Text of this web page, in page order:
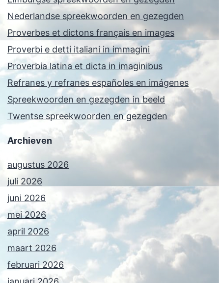
Nederlandse spreekwoorden en gezegden
Proverbes et dictons français en images
Proverbi e detti italiani in immagini
Proverbia latina et dicta in imaginibus
Refranes y refranes españoles en imágenes
Spreekwoorden en gezegden in beeld
Twentse spreekwoorden en gezegden
Archieven
augustus 2026
juli 2026
juni 2026
mei 2026
april 2026
maart 2026
februari 2026